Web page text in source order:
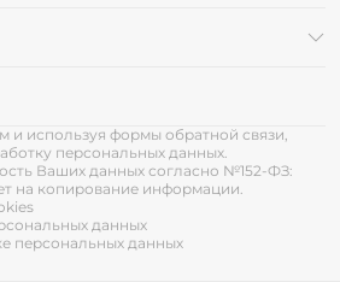
и используя формы обратной связи,
персональных данных.
Ваших данных согласно №152-ФЗ:
на копирование информации.
данных
персональных данных